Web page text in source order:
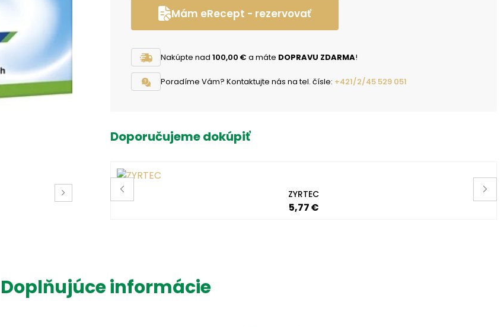
Mám eRecept - rezervovať
Nakúpte nad 100,00 € a máte DOPRAVU ZDARMA!
Poradíme Vám? Kontaktujte nás na tel. čísle: +421/2/45 529 051
Doporučujeme dokúpiť
ZYRTEC
5,77 €
Doplňujúce informácie